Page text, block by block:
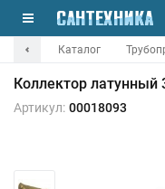
Каталог
Коллектор латунный
Артикул: 00018093